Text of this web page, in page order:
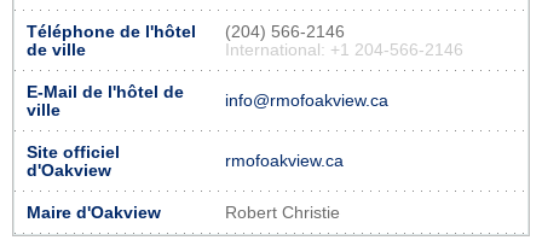
Téléphone de l'hôtel
de ville
(204) 566-2146
International: +1 204-566-2146
E-Mail de l'hôtel de
ville
info@rmofoakview.ca
Site officiel
d'Oakview
rmofoakview.ca
Maire d'Oakview Robert Christie